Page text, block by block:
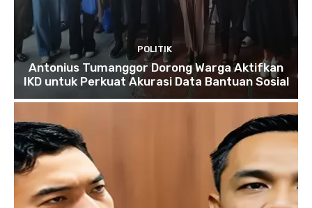
POLITIK
Antonius Tumanggor Dorong Warga Aktifkan
IKD untuk Perkuat Akurasi Data Bantuan Sosial